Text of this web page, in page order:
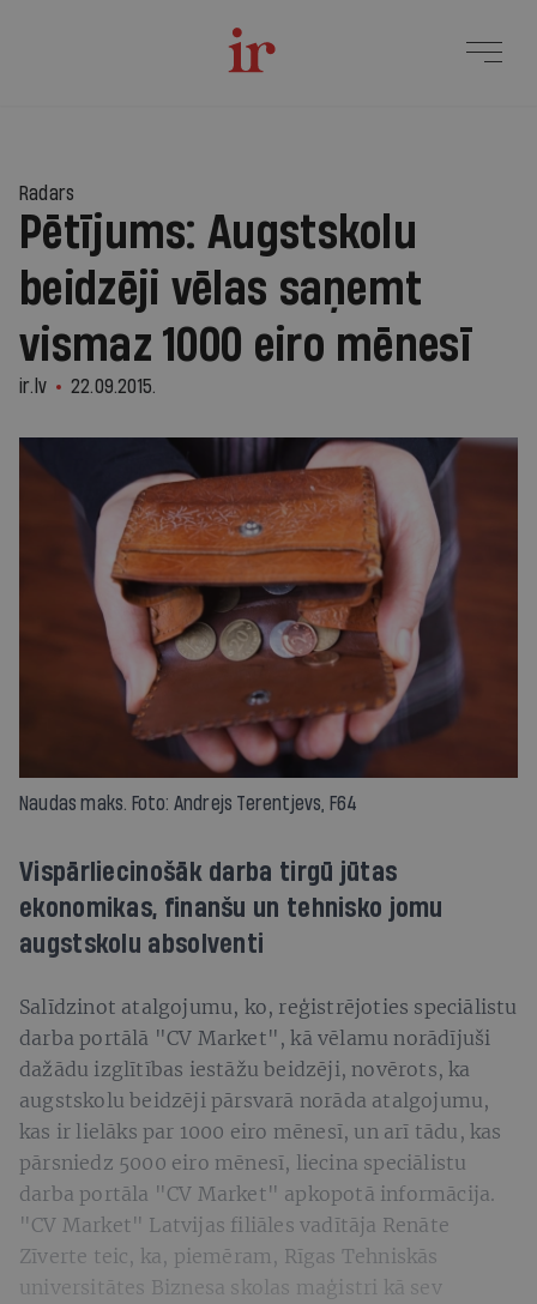
Radars
Pētījums: Augstskolu
beidzēji vēlas saņemt
vismaz 1000 eiro mēnesī
ir.lv 22.09.2015.
Naudas maks. Foto: Andrejs Terentjevs, F64
Vispārliecinošāk darba tirgū jūtas
ekonomikas, finanšu un tehnisko jomu
augstskolu absolventi
Salīdzinot atalgojumu, ko, reģistrējoties speciālistu
darba portālā "CV Market", kā vēlamu norādījuši
dažādu izglītības iestāžu beidzēji, novērots, ka
augstskolu beidzēji pārsvarā norāda atalgojumu,
kas ir lielāks par 1000 eiro mēnesī, un arī tādu, kas
pārsniedz 5000 eiro mēnesī, liecina speciālistu
darba portāla "CV Market" apkopotā informācija.
"CV Market" Latvijas filiāles vadītāja Renāte
Zīverte teic, ka, piemēram, Rīgas Tehniskās
universitātes Biznesa skolas maģistri kā sev